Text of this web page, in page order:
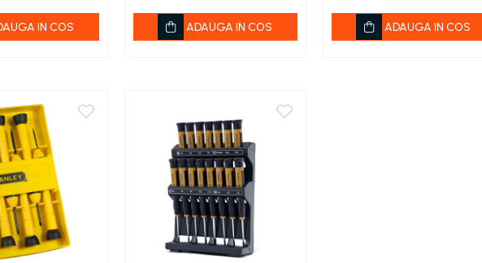
IN COS ADAUGA IN COS ADAUGA IN COS